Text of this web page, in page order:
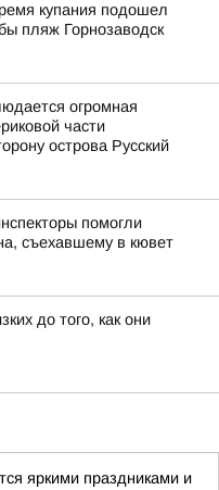
купания подошел
пляж Горнозаводск
огромная
части
острова Русский
помогли
съехавшему в кювет
до того, как они
яркими праздниками и